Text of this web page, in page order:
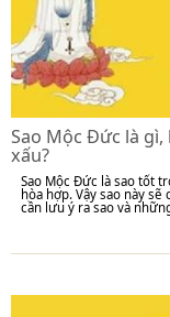
Sao Mộc Đức là
xấu?
Sao Mộc Đức là sao tốt
hòa hợp. Vậy sao này
cần lưu ý ra sao và